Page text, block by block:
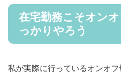
在宅勤務こそオン
っかりやろう
私が実際に行っているオンオ